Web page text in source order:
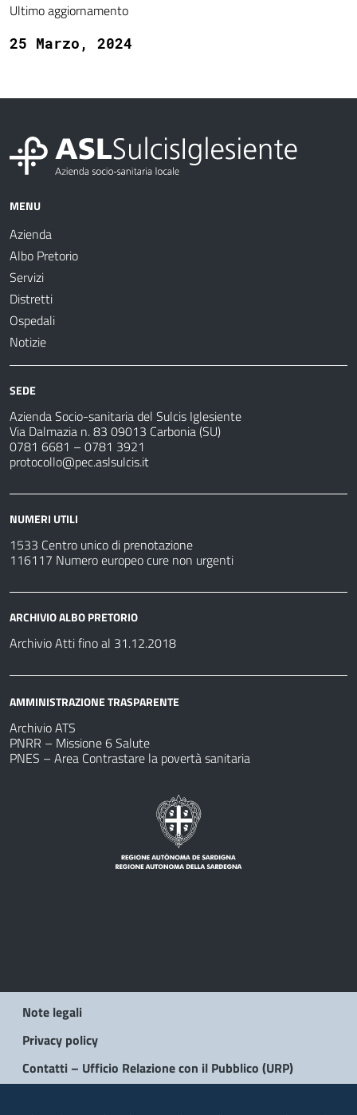
Ultimo aggiornamento
25 Marzo, 2024
MENU
Azienda
Albo Pretorio
Servizi
Distretti
Ospedali
Notizie
SEDE
Azienda Socio-sanitaria del Sulcis Iglesiente
Via Dalmazia n. 83 09013 Carbonia (SU)
0781 6681 – 0781 3921
protocollo@pec.aslsulcis.it
NUMERI UTILI
1533 Centro unico di prenotazione
116117 Numero europeo cure non urgenti
ARCHIVIO ALBO PRETORIO
Archivio Atti fino al 31.12.2018
AMMINISTRAZIONE TRASPARENTE
Archivio ATS
PNRR – Missione 6 Salute
PNES – Area Contrastare la povertà sanitaria
Note legali
Privacy policy
Contatti – Ufficio Relazione con il Pubblico (URP)